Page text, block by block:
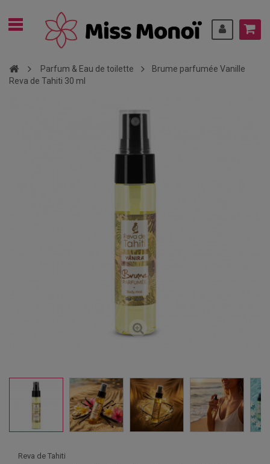
Parfum & Eau de toilette
Brume parfumée Vanille
Reva de Tahiti 30 ml
Reva de Tahiti